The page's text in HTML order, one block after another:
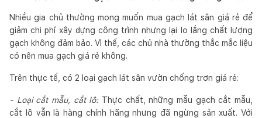
Nhiều gia chủ thường mong muốn mua gạch lát sân giá rẻ để
giảm chi phí xây dựng công trình nhưng lại lo lắng chất lượng
gạch không đảm bảo. Vì thế, các chủ nhà thường thắc mắc liệu
có nên mua gạch giá rẻ không.
Trên thực tế, có 2 loại gạch lát sân vườn chống trơn giá rẻ:
- Loại cắt mẫu, cắt lô: Thực chất, những mẫu gạch cắt mẫu,
cắt lô vẫn là hàng chính hãng nhưng đã ngừng sản xuất. Với